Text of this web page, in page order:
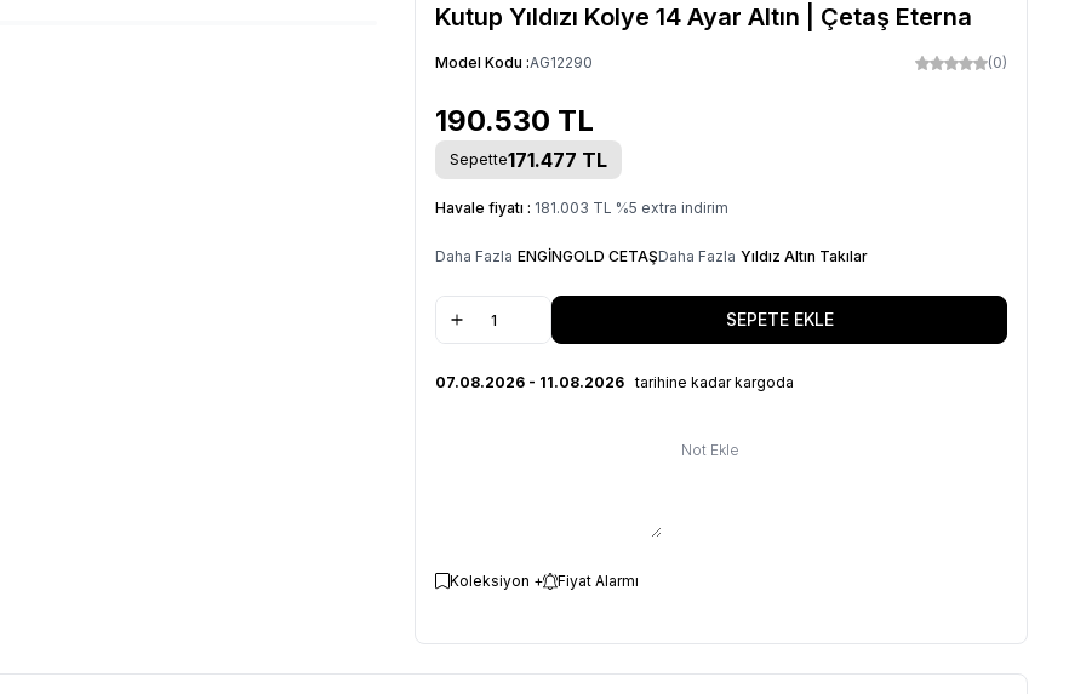
Kutup Yıldızı Kolye 14 Ayar Altın | Çetaş Eterna
Model Kodu :AG12290 (0)
190.530 TL
Sepette171.477 TL
Havale fiyatı : 181.003 TL %5 extra indirim
Daha Fazla ENGİNGOLD CETAŞDaha Fazla Yıldız Altın Takılar
SEPETE EKLE
07.08.2026 - 11.08.2026 tarihine kadar kargoda
Not Ekle
Koleksiyon + Fiyat Alarmı